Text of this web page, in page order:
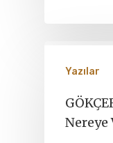
Yazılar
Nereye